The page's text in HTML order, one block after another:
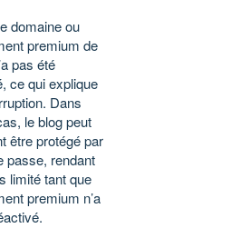
domaine ou
premium de
pas été
ce qui explique
Dans
le blog peut
être protégé par
passe, rendant
limité tant que
premium n’a